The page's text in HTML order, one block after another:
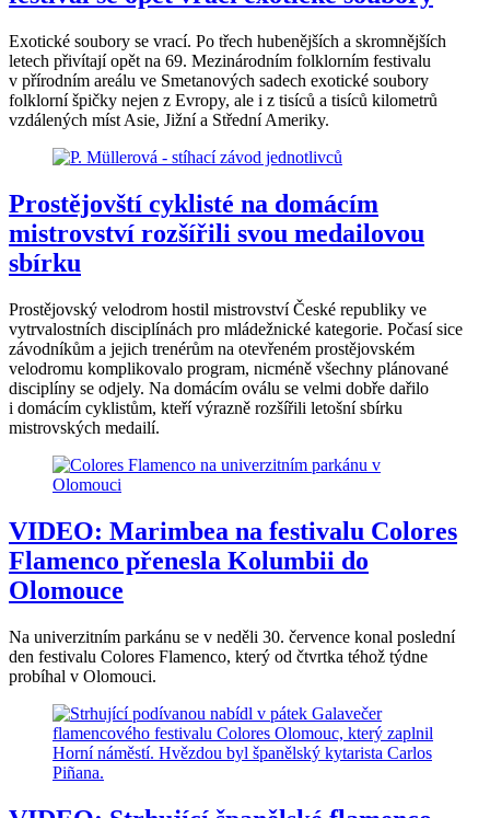
Exotické soubory se vrací. Po třech hubenějších a skromnějších
letech přivítají opět na 69. Mezinárodním folklorním festivalu
v přírodním areálu ve Smetanových sadech exotické soubory
folklorní špičky nejen z Evropy, ale i z tisíců a tisíců kilometrů
vzdálených míst Asie, Jižní a Střední Ameriky.
Prostějovští cyklisté na domácím
mistrovství rozšířili svou medailovou
sbírku
Prostějovský velodrom hostil mistrovství České republiky ve
vytrvalostních disciplínách pro mládežnické kategorie. Počasí sice
závodníkům a jejich trenérům na otevřeném prostějovském
velodromu komplikovalo program, nicméně všechny plánované
disciplíny se odjely. Na domácím oválu se velmi dobře dařilo
i domácím cyklistům, kteří výrazně rozšířili letošní sbírku
mistrovských medailí.
VIDEO: Marimbea na festivalu Colores
Flamenco přenesla Kolumbii do
Olomouce
Na univerzitním parkánu se v neděli 30. července konal poslední
den festivalu Colores Flamenco, který od čtvrtka téhož týdne
probíhal v Olomouci.